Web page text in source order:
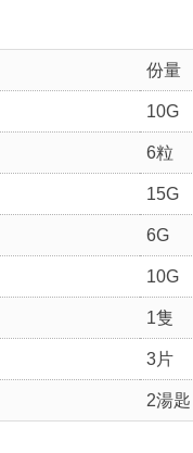
份量
10G
6粒
15G
6G
10G
1隻
3片
2湯匙